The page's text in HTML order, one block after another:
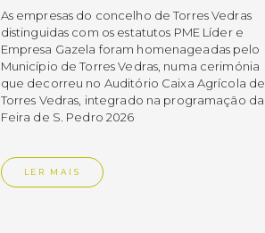
As empresas do concelho de Torres Vedras
distinguidas com os estatutos PME Líder e
Empresa Gazela foram homenageadas pelo
Município de Torres Vedras, numa cerimónia
que decorreu no Auditório Caixa Agrícola de
Torres Vedras, integrado na programação da
Feira de S. Pedro 2026
LER MAIS